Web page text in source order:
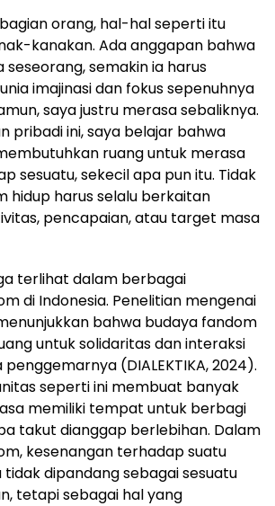
orang, hal-hal seperti itu
kanakan. Ada anggapan bahwa
seseorang, semakin ia harus
imajinasi dan fokus sepenuhnya
saya justru merasa sebaliknya.
pribadi ini, saya belajar bahwa
ruang untuk merasa
sesuatu, sekecil apa pun itu. Tidak
hidup harus selalu berkaitan
pencapaian, atau target masa
terlihat dalam berbagai
di Indonesia. Penelitian mengenai
bahwa budaya fandom
untuk solidaritas dan interaksi
(DIALEKTIKA, 2024).
seperti ini membuat banyak
memiliki tempat untuk berbagi
takut dianggap berlebihan. Dalam
kesenangan terhadap suatu
dipandang sebagai sesuatu
tetapi sebagai hal yang